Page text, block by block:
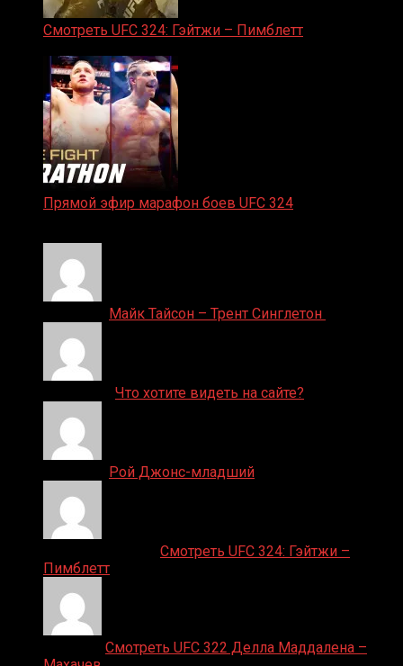
Смотреть UFC 324: Гэйтжи – Пимблетт
Прямой эфир марафон боев UFC 324
Майк Тайсон – Трент Синглетон
Что хотите видеть на сайте?
Рой Джонс-младший
Смотреть UFC 324: Гэйтжи –
Пимблетт
Смотреть UFC 322 Делла Маддалена –